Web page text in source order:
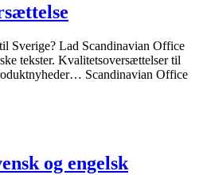
Sverige? Lad Scandinavian Office
tekster. Kvalitetsoversættelser til
Scandinavian Office
og engelsk